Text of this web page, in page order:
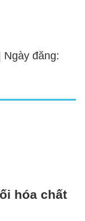
đăng:
hóa chất